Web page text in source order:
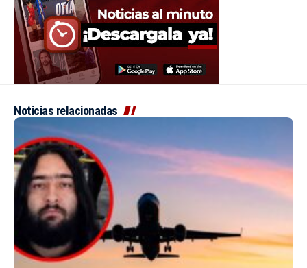
Noticias relacionadas